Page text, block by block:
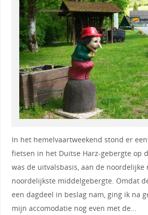
In het hemelvaartweekend stond er
fietsen in het Duitse Harz-gebergte op
was de uitvalsbasis, aan de
noordelijkste middelgebergte. Omdat
een dagdeel in beslag nam, ging ik na
mijn accomodatie nog even met de…